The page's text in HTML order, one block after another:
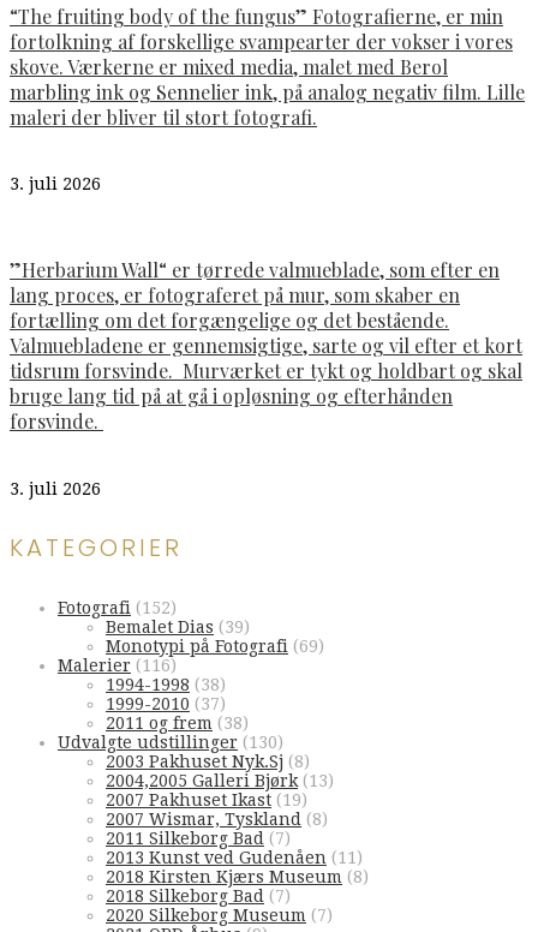
“The fruiting body of the fungus” Fotografierne, er min
fortolkning af forskellige svampearter der vokser i vores
skove. Værkerne er mixed media, malet med Berol
marbling ink og Sennelier ink, på analog negativ film. Lille
maleri der bliver til stort fotografi.
3. juli 2026
”Herbarium Wall“ er tørrede valmueblade, som efter en
lang proces, er fotograferet på mur, som skaber en
fortælling om det forgængelige og det bestående.
Valmuebladene er gennemsigtige, sarte og vil efter et kort
tidsrum forsvinde. Murværket er tykt og holdbart og skal
bruge lang tid på at gå i opløsning og efterhånden
forsvinde.
3. juli 2026
KATEGORIER
Fotografi (152)
Bemalet Dias (39)
Monotypi på Fotografi (69)
Malerier (116)
1994-1998 (38)
1999-2010 (37)
2011 og frem (38)
Udvalgte udstillinger (130)
2003 Pakhuset Nyk.Sj (8)
2004,2005 Galleri Bjørk (13)
2007 Pakhuset Ikast (19)
2007 Wismar, Tyskland (8)
2011 Silkeborg Bad (7)
2013 Kunst ved Gudenåen (11)
2018 Kirsten Kjærs Museum (8)
2018 Silkeborg Bad (7)
2020 Silkeborg Museum (7)